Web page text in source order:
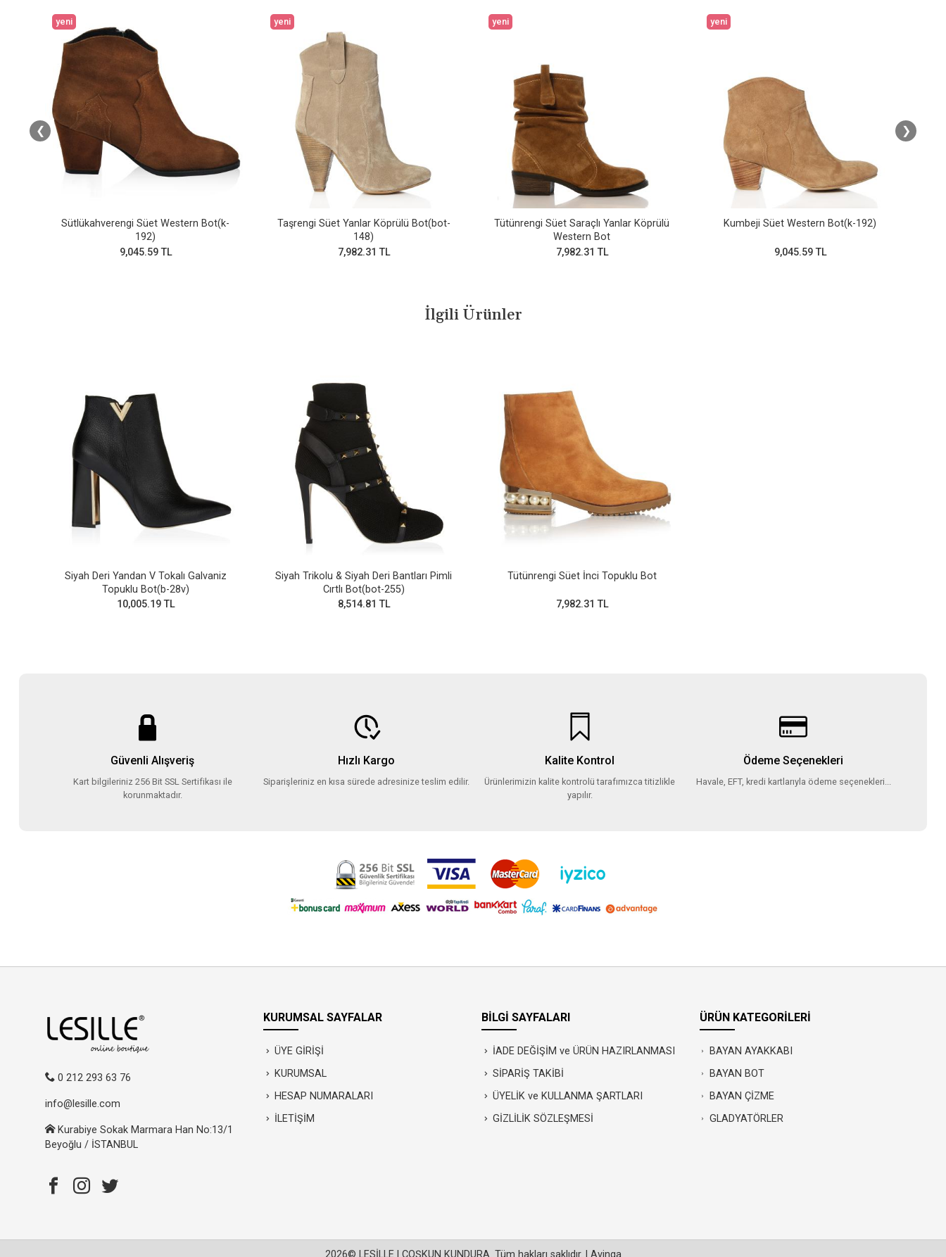
yeni
Sütlükahverengi Süet Western Bot(k-
192)
9,045.59 TL
yeni
Taşrengi Süet Yanlar Köprülü Bot(bot-
148)
7,982.31 TL
yeni
Tütünrengi Süet Saraçlı Yanlar Köprülü
Western Bot
7,982.31 TL
yeni
Kumbeji Süet Western Bot(k-192)
9,045.59 TL
❮ ❯
İlgili Ürünler
Siyah Deri Yandan V Tokalı Galvaniz
Topuklu Bot(b-28v)
10,005.19 TL
Siyah Trikolu & Siyah Deri Bantları Pimli
Cırtlı Bot(bot-255)
8,514.81 TL
Tütünrengi Süet İnci Topuklu Bot
7,982.31 TL
Güvenli Alışveriş
Kart bilgileriniz 256 Bit SSL Sertifikası ile
korunmaktadır.
Hızlı Kargo
Siparişleriniz en kısa sürede adresinize teslim edilir.
Kalite Kontrol
Ürünlerimizin kalite kontrolü tarafımızca titizlikle
yapılır.
Ödeme Seçenekleri
Havale, EFT, kredi kartlarıyla ödeme seçenekleri...
0 212 293 63 76
info@lesille.com
Kurabiye Sokak Marmara Han No:13/1
Beyoğlu / İSTANBUL
KURUMSAL SAYFALAR
ÜYE GİRİŞİ
KURUMSAL
HESAP NUMARALARI
İLETİŞİM
BİLGİ SAYFALARI
İADE DEĞİŞİM ve ÜRÜN HAZIRLANMASI
SİPARİŞ TAKİBİ
ÜYELİK ve KULLANMA ŞARTLARI
GİZLİLİK SÖZLEŞMESİ
ÜRÜN KATEGORİLERİ
BAYAN AYAKKABI
BAYAN BOT
BAYAN ÇİZME
GLADYATÖRLER
2026© LESİLLE | COŞKUN KUNDURA. Tüm hakları saklıdır. | Avinga